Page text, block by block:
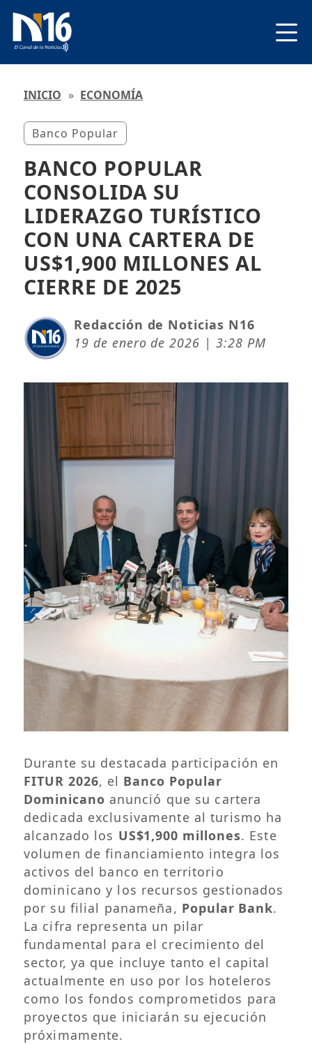
INICIO » ECONOMÍA
Banco Popular
BANCO POPULAR
CONSOLIDA SU
LIDERAZGO TURÍSTICO
CON UNA CARTERA DE
US$1,900 MILLONES AL
CIERRE DE 2025
Redacción de Noticias N16
19 de enero de 2026 | 3:28 PM
Durante su destacada participación en
FITUR 2026, el Banco Popular
Dominicano anunció que su cartera
dedicada exclusivamente al turismo ha
alcanzado los US$1,900 millones. Este
volumen de financiamiento integra los
activos del banco en territorio
dominicano y los recursos gestionados
por su filial panameña, Popular Bank.
La cifra representa un pilar
fundamental para el crecimiento del
sector, ya que incluye tanto el capital
actualmente en uso por los hoteleros
como los fondos comprometidos para
proyectos que iniciarán su ejecución
próximamente.